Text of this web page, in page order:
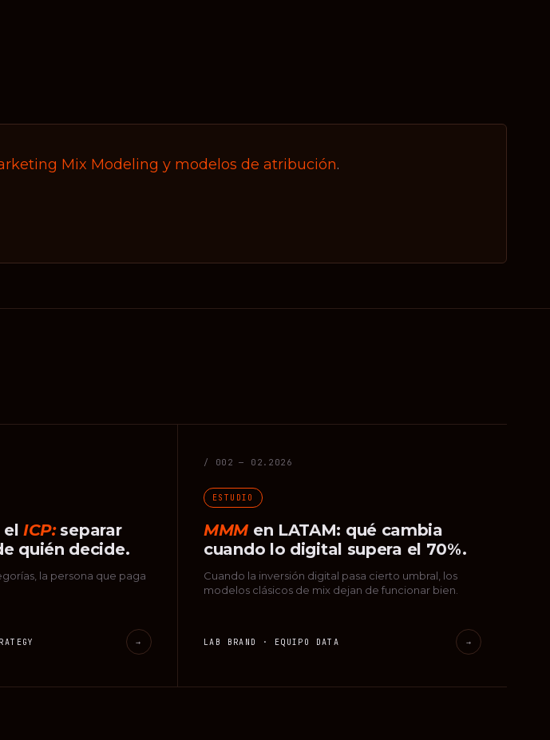
Mix Modeling y modelos de atribución.
el ICP:separar
quién decide.
la persona que paga
→
/ 002 — 02.2026
ESTUDIO
MMM en LATAM: qué cambia
cuando lo digital supera el 70%.
Cuando la inversión digital pasa cierto umbral, los
modelos clásicos de mix dejan de funcionar bien.
LAB BRAND · EQUIPO DATA →